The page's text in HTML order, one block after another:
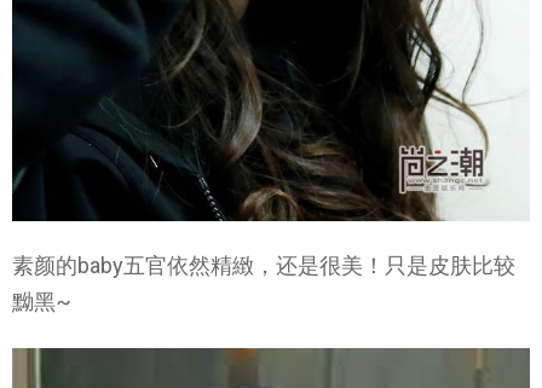
素颜的baby五官依然精緻，还是很美！只是皮肤比较
黝黑~